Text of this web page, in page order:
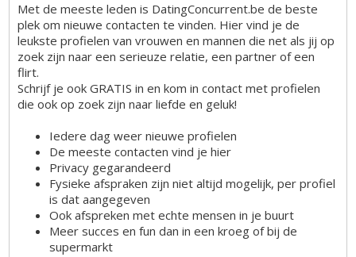
Met de meeste leden is DatingConcurrent.be de beste
plek om nieuwe contacten te vinden. Hier vind je de
leukste profielen van vrouwen en mannen die net als jij op
zoek zijn naar een serieuze relatie, een partner of een
flirt.
Schrijf je ook GRATIS in en kom in contact met profielen
die ook op zoek zijn naar liefde en geluk!
Iedere dag weer nieuwe profielen
De meeste contacten vind je hier
Privacy gegarandeerd
Fysieke afspraken zijn niet altijd mogelijk, per profiel
is dat aangegeven
Ook afspreken met echte mensen in je buurt
Meer succes en fun dan in een kroeg of bij de
supermarkt